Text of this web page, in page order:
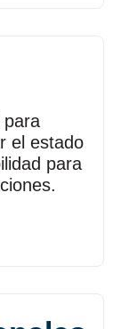
para
el estado
para